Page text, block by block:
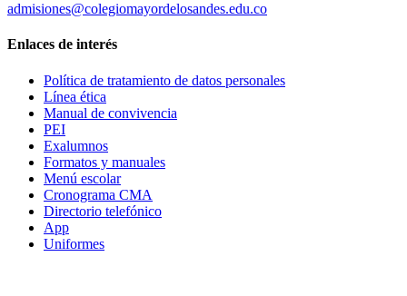
admisiones@colegiomayordelosandes.edu.co
Enlaces de interés
Política de tratamiento de datos personales
Línea ética
Manual de convivencia
PEI
Exalumnos
Formatos y manuales
Menú escolar
Cronograma CMA
Directorio telefónico
App
Uniformes